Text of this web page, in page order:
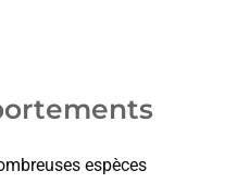
espèces